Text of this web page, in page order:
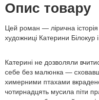
Опис товару
Цей роман — лірична
художниці Катерини Білокур
Катерині не дозволяли
себе без малюнка —
химерними птахами
чотирнадцять мусила піти